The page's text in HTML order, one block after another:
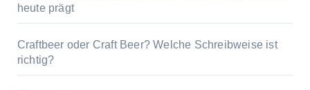
heute prägt
Craftbeer oder Craft Beer? Welche Schreibweise ist
richtig?